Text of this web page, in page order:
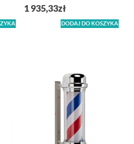
1 935,33zł
DODAJ DO KOSZYKA